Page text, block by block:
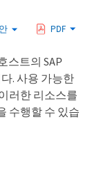
PDF
스트의 SAP
. 사용 가능한
러한 리소스를
수행할 수 있습